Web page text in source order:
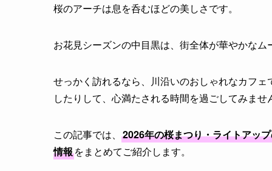
桜のアーチは息を呑むほどの美しさです。
お花見シーズンの中目黒は、街全体が華やかなム
せっかく訪れるなら、川沿いのおしゃれなカフ
したりして、心満たされる時間を過ごしてみませ
この記事では、 2026年の桜まつり・ライトアッ
情報をまとめてご紹介します。